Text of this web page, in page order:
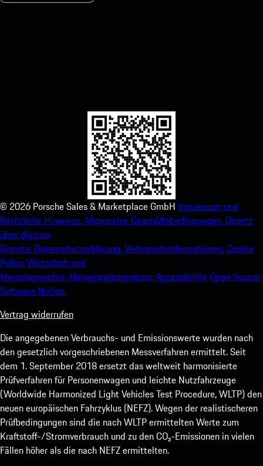
© 2026 Porsche Sales & Marketplace GmbH Impressum und
Rechtliche Hinweise.Allgemeine Geschäftsbedingungen.Gesetz
über digitale
Dienste. Datenschutzerklärung.Verbrauchsinformationen.Cookie
Policy.Wirtschaft und
Menschenrechte. Hinweisgebersystem.Accessibility.Open Source
Software Notice.
Vertrag widerrufen
Die angegebenen Verbrauchs- und Emissionswerte wurden nach
den gesetzlich vorgeschriebenen Messverfahren ermittelt. Seit
dem 1. September 2018 ersetzt das weltweit harmonisierte
Prüfverfahren für Personenwagen und leichte Nutzfahrzeuge
(Worldwide Harmonized Light Vehicles Test Procedure, WLTP) den
neuen europäischen Fahrzyklus (NEFZ). Wegen der realistischeren
Prüfbedingungen sind die nach WLTP ermittelten Werte zum
Kraftstoff-/Stromverbrauch und zu den CO₂-Emissionen in vielen
Fällen höher als die nach NEFZ ermittelten.